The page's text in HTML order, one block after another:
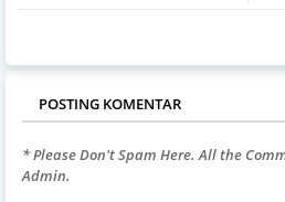
POSTING KOMENTAR
* Please Don't Spam Here. All the
Admin.